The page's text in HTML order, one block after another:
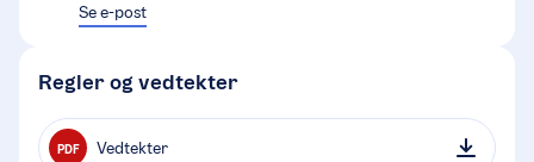
Se e-post
Regler og vedtekter
PDF Vedtekter